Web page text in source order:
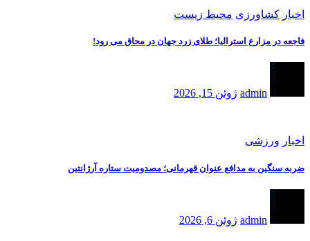
اخبار کشاورزی محیط زیست
فاجعه در مزارع استرالیا؛ طلای زرد جهان در محاق می رود!
admin ژوئن 15, 2026
اخبار ورزشی
ضربه سنگین به مدافع عنوان قهرمانی؛ مصدومیت ستاره آرژانتین
admin ژوئن 6, 2026